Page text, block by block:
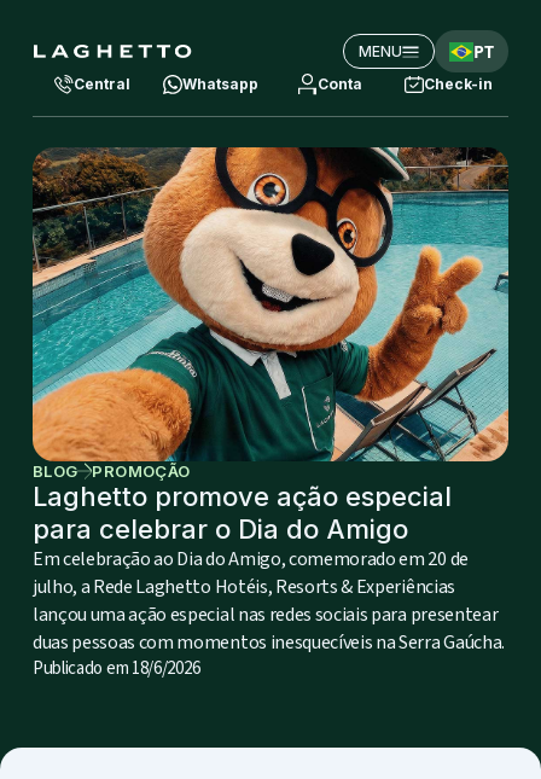
MENU PT
Central Whatsapp Conta Check-in
BLOG PROMOÇÃO
Laghetto promove ação especial
para celebrar o Dia do Amigo
Em celebração ao Dia do Amigo, comemorado em 20 de
julho, a Rede Laghetto Hotéis, Resorts & Experiências
lançou uma ação especial nas redes sociais para presentear
duas pessoas com momentos inesquecíveis na Serra Gaúcha.
Publicado em18/6/2026